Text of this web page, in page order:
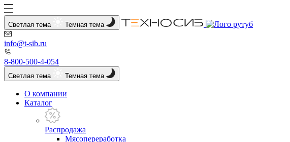
Светлая тема Темная тема
info@t-sib.ru
8-800-500-4-054
Светлая тема Темная тема
О компании
Каталог
Распродажа
Мясопереработка